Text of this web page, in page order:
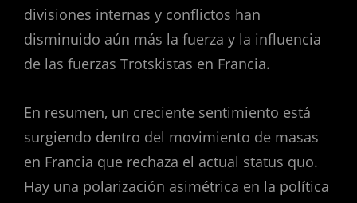
divisiones internas y conflictos han
disminuido aún más la fuerza y la influencia
de las fuerzas Trotskistas en Francia.
En resumen, un creciente sentimiento está
surgiendo dentro del movimiento de masas
en Francia que rechaza el actual status quo.
Hay una polarización asimétrica en la política